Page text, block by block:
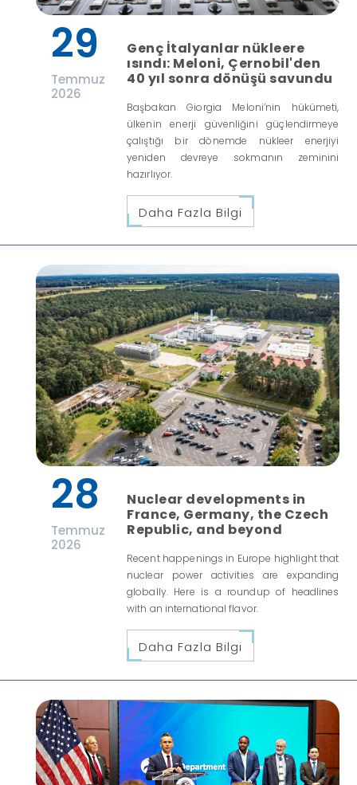
29
Temmuz
2026
Genç İtalyanlar nükleere
ısındı: Meloni, Çernobil'den
40 yıl sonra dönüşü savundu
Başbakan Giorgia Meloni’nin hükümeti,
ülkenin enerji güvenliğini güçlendirmeye
çalıştığı bir dönemde nükleer enerjiyi
yeniden devreye sokmanın zeminini
hazırlıyor.
Daha Fazla Bilgi
28
Temmuz
2026
Nuclear developments in
France, Germany, the Czech
Republic, and beyond
Recent happenings in Europe highlight that
nuclear power activities are expanding
globally. Here is a roundup of headlines
with an international flavor.
Daha Fazla Bilgi